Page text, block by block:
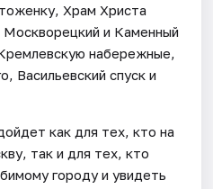
Храм Христа
и Каменный
набережные,
Васильевский спуск и
как для тех, кто на
так и для тех, кто
городу и увидеть